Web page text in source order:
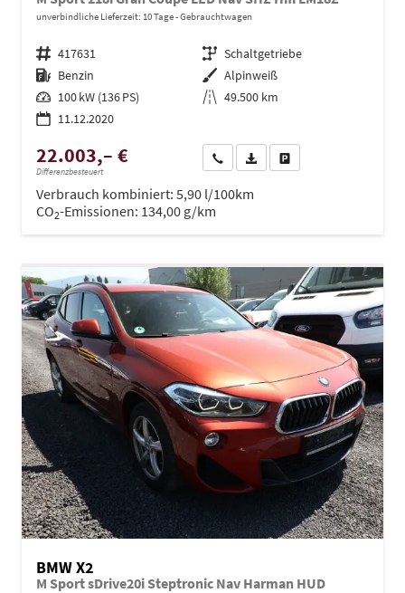
unverbindliche Lieferzeit: 10 Tage Gebrauchtwagen
Fahrzeugnr. 417631 Getriebe Schaltgetriebe
Kraftstoff Benzin Außenfarbe Alpinweiß
Leistung 100 kW (136 PS) Kilometerstand 49.500 km
11.12.2020
22.003,– €
Differenzbesteuert
Wir rufen Sie anPDF-Datei, Fahrzeugexposé
Verbrauch kombiniert: 5,90 l/100km
CO2-Emissionen: 134,00 g/km
BMW X2
M Sport sDrive20i Steptronic Nav Harman HUD